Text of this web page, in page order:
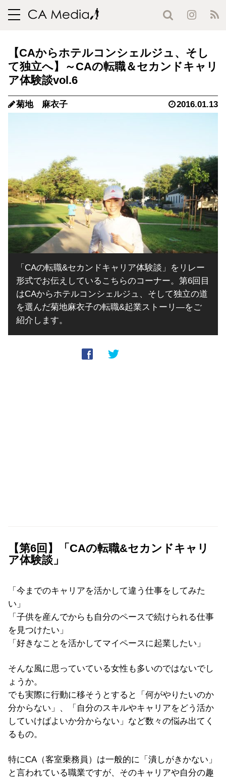
toggle
【CAからホテルコンシェルジュ、そし
て独立へ】～CAの転職＆セカンドキャリ
ア体験談vol.6
菊地 麻衣子 2016.01.13
「CAの転職&セカンドキャリア体験談」をリレー
形式でお伝えしているこちらのコーナー。第6回目
はCAからホテルコンシェルジュ、そして独立の道
を選んだ菊地麻衣子の転職&起業ストーリ―をご
紹介します。
【第6回】「CAの転職&セカンドキャリ
ア体験談」
「今までのキャリアを活かして違う仕事をしてみた
い」
「子供を産んでからも自分のペースで続けられる仕事
を見つけたい」
「好きなことを活かしてマイペースに起業したい」
そんな風に思っていている女性も多いのではないでし
ょうか。
でも実際に行動に移そうとすると「何がやりたいのか
分からない」、「自分のスキルやキャリアをどう活か
していけばよいか分からない」など数々の悩み出てく
るもの。
特にCA（客室乗務員）は一般的に「潰しがきかない」
と言われている職業ですが、そのキャリアや自分の趣